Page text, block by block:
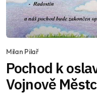
Milan Pilař
Pochod k
Vojnově